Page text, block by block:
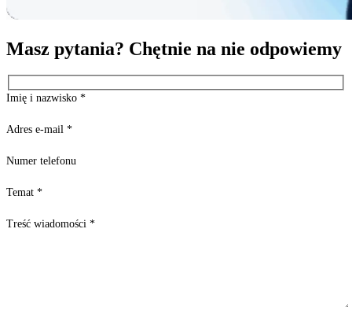
Masz pytania? Chętnie na nie odpowiemy
Imię i nazwisko *
Adres e-mail *
Numer telefonu
Temat *
Treść wiadomości *